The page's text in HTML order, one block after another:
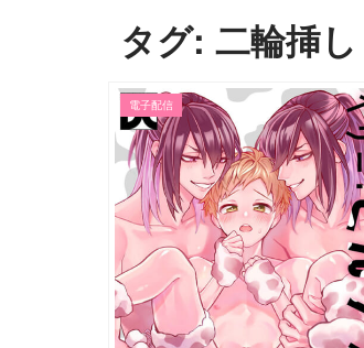
タグ: 二輪挿し
電子配信